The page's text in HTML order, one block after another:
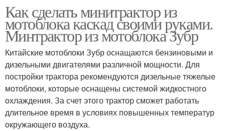
Как сделать минитрактор из
мотоблока каскад своими руками.
Минтрактор из мотоблока Зубр
Китайские мотоблоки Зубр оснащаются бензиновыми и
дизельными двигателями различной мощности. Для
постройки трактора рекомендуются дизельные тяжелые
мотоблоки, которые оснащены системой жидкостного
охлаждения. За счет этого трактор сможет работать
длительное время в условиях повышенных температур
окружающего воздуха.